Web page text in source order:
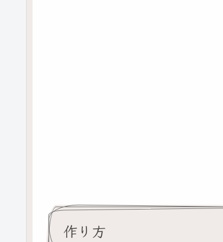
作り方